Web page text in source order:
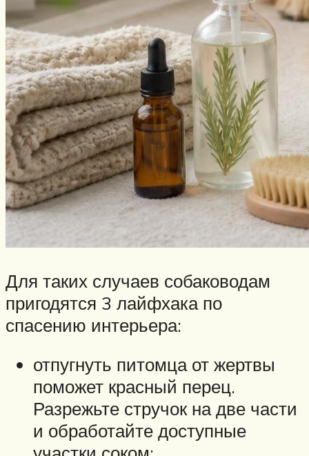
Для таких случаев собаководам
пригодятся 3 лайфхака по
спасению интерьера:
отпугнуть питомца от жертвы
поможет красный перец.
Разрежьте стручок на две части
и обработайте доступные